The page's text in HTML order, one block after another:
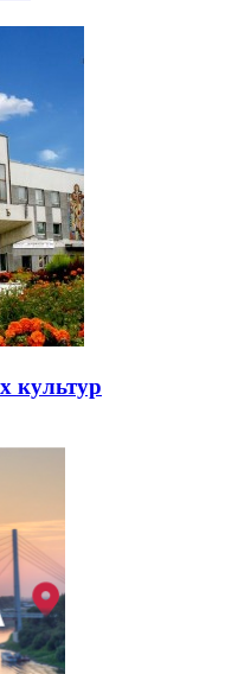
культур